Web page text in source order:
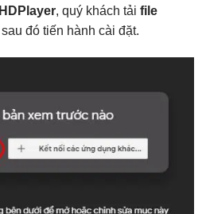
HDPlayer, quý khách tải file
sau đó tiến hành cài đặt.